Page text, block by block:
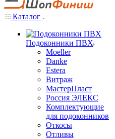
Каталог
Подоконники ПВХ
Moeller
Danke
Estera
Витраж
МастерПласт
Россия ЭЛЕКС
Комплектующие
для подоконников
Откосы
Отливы